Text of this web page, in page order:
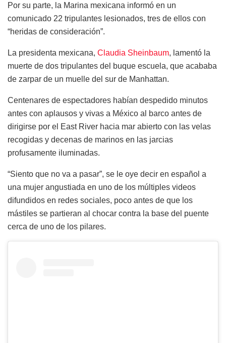
Por su parte, la Marina mexicana informó en un
comunicado 22 tripulantes lesionados, tres de ellos con
“heridas de consideración”.
La presidenta mexicana, Claudia Sheinbaum, lamentó la
muerte de dos tripulantes del buque escuela, que acababa
de zarpar de un muelle del sur de Manhattan.
Centenares de espectadores habían despedido minutos
antes con aplausos y vivas a México al barco antes de
dirigirse por el East River hacia mar abierto con las velas
recogidas y decenas de marinos en las jarcias
profusamente iluminadas.
“Siento que no va a pasar”, se le oye decir en español a
una mujer angustiada en uno de los múltiples videos
difundidos en redes sociales, poco antes de que los
mástiles se partieran al chocar contra la base del puente
cerca de uno de los pilares.